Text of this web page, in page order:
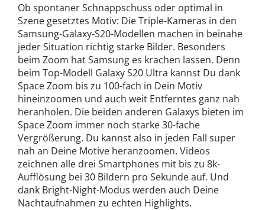
Ob spontaner Schnappschuss oder optimal in
Szene gesetztes Motiv: Die Triple-Kameras in den
Samsung-Galaxy-S20-Modellen machen in beinahe
jeder Situation richtig starke Bilder. Besonders
beim Zoom hat Samsung es krachen lassen. Denn
beim Top-Modell Galaxy S20 Ultra kannst Du dank
Space Zoom bis zu 100-fach in Dein Motiv
hineinzoomen und auch weit Entferntes ganz nah
heranholen. Die beiden anderen Galaxys bieten im
Space Zoom immer noch starke 30-fache
Vergrößerung. Du kannst also in jeden Fall super
nah an Deine Motive heranzoomen. Videos
zeichnen alle drei Smartphones mit bis zu 8k-
Aufflösung bei 30 Bildern pro Sekunde auf. Und
dank Bright-Night-Modus werden auch Deine
Nachtaufnahmen zu echten Highlights.